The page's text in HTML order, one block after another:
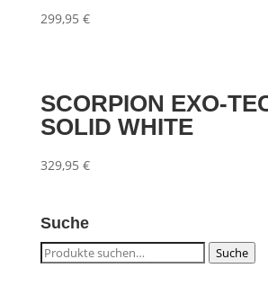
299,95 €
SCORPION EXO-
SOLID WHITE
329,95 €
Suche
Suche
Suche